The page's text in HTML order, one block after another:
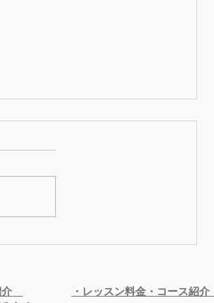
2026年2月からのお月謝改定
2026年2月からのお月謝改定 に
これまでなんとか現行料金を維持
引き上げられたことも重なり、
介
・レッスン料金・コース紹介